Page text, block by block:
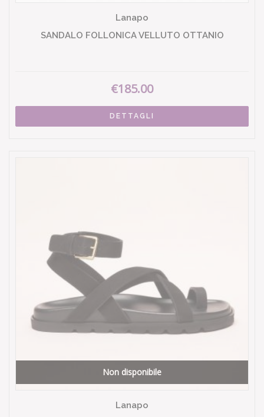
Lanapo
SANDALO FOLLONICA VELLUTO OTTANIO
€185.00
DETTAGLI
Non disponibile
Lanapo